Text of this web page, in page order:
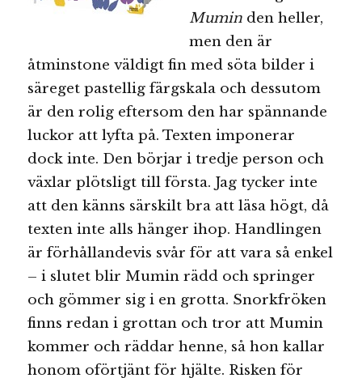
Mumin den heller,
men den är
åtminstone väldigt fin med söta bilder i
säreget pastellig färgskala och dessutom
är den rolig eftersom den har spännande
luckor att lyfta på. Texten imponerar
dock inte. Den börjar i tredje person och
växlar plötsligt till första. Jag tycker inte
att den känns särskilt bra att läsa högt, då
texten inte alls hänger ihop. Handlingen
är förhållandevis svår för att vara så enkel
– i slutet blir Mumin rädd och springer
och gömmer sig i en grotta. Snorkfröken
finns redan i grottan och tror att Mumin
kommer och räddar henne, så hon kallar
honom oförtjänt för hjälte. Risken för